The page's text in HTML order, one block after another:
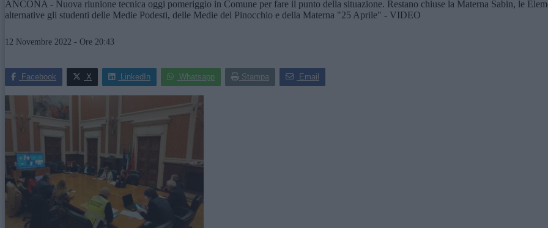
ANCONA - Nuova riunione tecnica oggi pomeriggio in Comune per fare il punto della situazione. Restano chiuse la Materna Sabin, le
alternative gli studenti delle Medie Podesti, delle Medie del Pinocchio e della Materna "25 Aprile" - VIDEO
12 Novembre 2022 - Ore 20:43
Facebook X LinkedIn Whatsapp Stampa Email